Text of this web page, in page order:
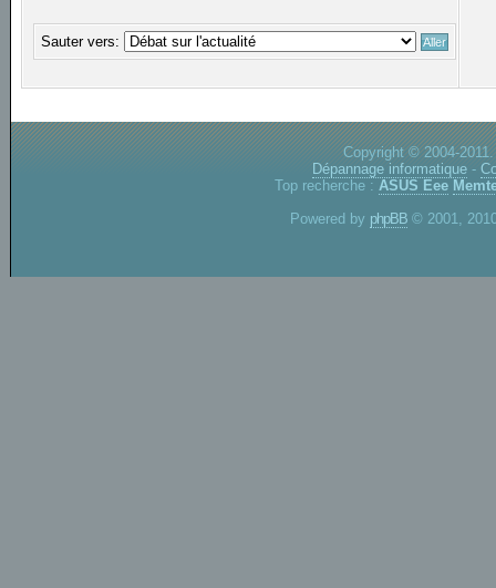
Sauter vers:
Copyright © 2004-
Dépannage informatique -
Top recherche : ASUS Eee
Powered by phpBB © 2001,